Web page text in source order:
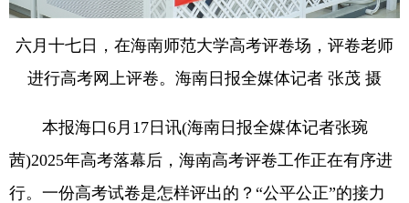
六月十七日，在海南师范大学高考评卷场，评卷老师
进行高考网上评卷。海南日报全媒体记者 张茂 摄
本报海口6月17日讯(海南日报全媒体记者张琬
茜)2025年高考落幕后，海南高考评卷工作正在有序进
行。一份高考试卷是怎样评出的？“公平公正”的接力